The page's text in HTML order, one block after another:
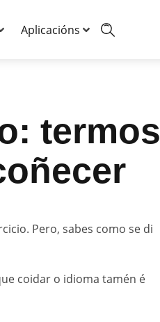
Aplicacións
termos
Pero, sabes como se di
coidar o idioma tamén é